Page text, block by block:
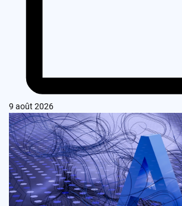
9 août 2026